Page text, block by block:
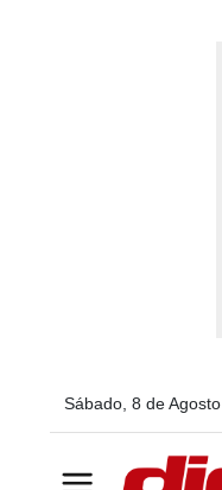
Sábado, 8 de Agosto